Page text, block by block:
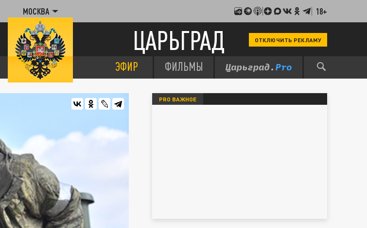
МОСКВА 18+
ЦАРЬГРАД ОТКЛЮЧИТЬ РЕКЛАМУ
ЭФИР ФИЛЬМЫ
PRO ВАЖНОЕ